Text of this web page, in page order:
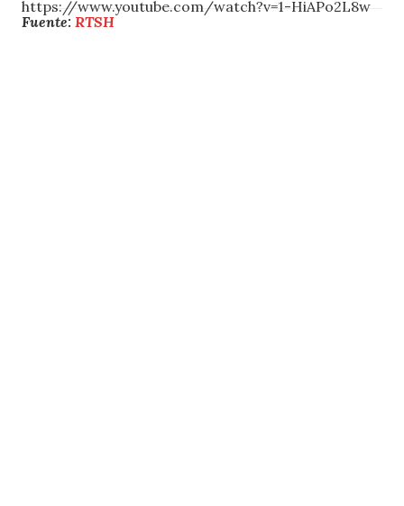
https://www.youtube.com/watch?v=1-HiAPo2L8w
Fuente: RTSH